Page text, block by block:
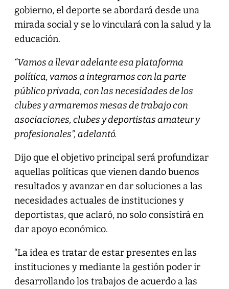
gobierno, el deporte se abordará desde una
mirada social y se lo vinculará con la salud y la
educación.
“Vamos a llevar adelante esa plataforma
política, vamos a integrarnos con la parte
público privada, con las necesidades de los
clubes y armaremos mesas de trabajo con
asociaciones, clubes y deportistas amateur y
profesionales”, adelantó.
Dijo que el objetivo principal será profundizar
aquellas políticas que vienen dando buenos
resultados y avanzar en dar soluciones a las
necesidades actuales de instituciones y
deportistas, que aclaró, no solo consistirá en
dar apoyo económico.
“La idea es tratar de estar presentes en las
instituciones y mediante la gestión poder ir
desarrollando los trabajos de acuerdo a las